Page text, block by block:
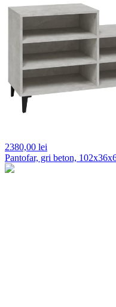
2380,00 lei
Pantofar, gri beton,